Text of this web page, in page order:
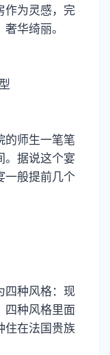
作为灵感，完
华绮丽。
的师生一笔笔
。据说这个宴
一般提前几个
四种风格：现
四种风格里面
住在法国贵族